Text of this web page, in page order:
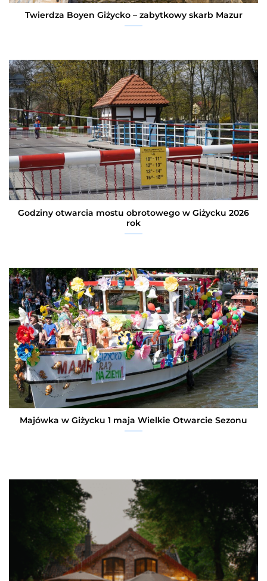
Twierdza Boyen Giżycko – zabytkowy skarb Mazur
Godziny otwarcia mostu obrotowego w Giżycku 2026
rok
Majówka w Giżycku 1 maja Wielkie Otwarcie Sezonu